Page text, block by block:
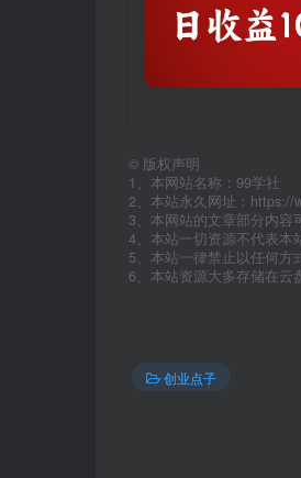
© 版权声明
1、本网站名称：99学社
2、本站永久网址：https://
3、本网站的文章部分内容
4、本站一切资源不代表本
5、本站一律禁止以任何方
6、本站资源大多存储在云
创业点子